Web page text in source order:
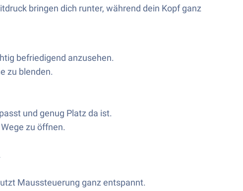
bringen dich runter, während dein Kopf ganz
befriedigend anzusehen.
zu blenden.
und genug Platz da ist.
zu öffnen.
Maussteuerung ganz entspannt.